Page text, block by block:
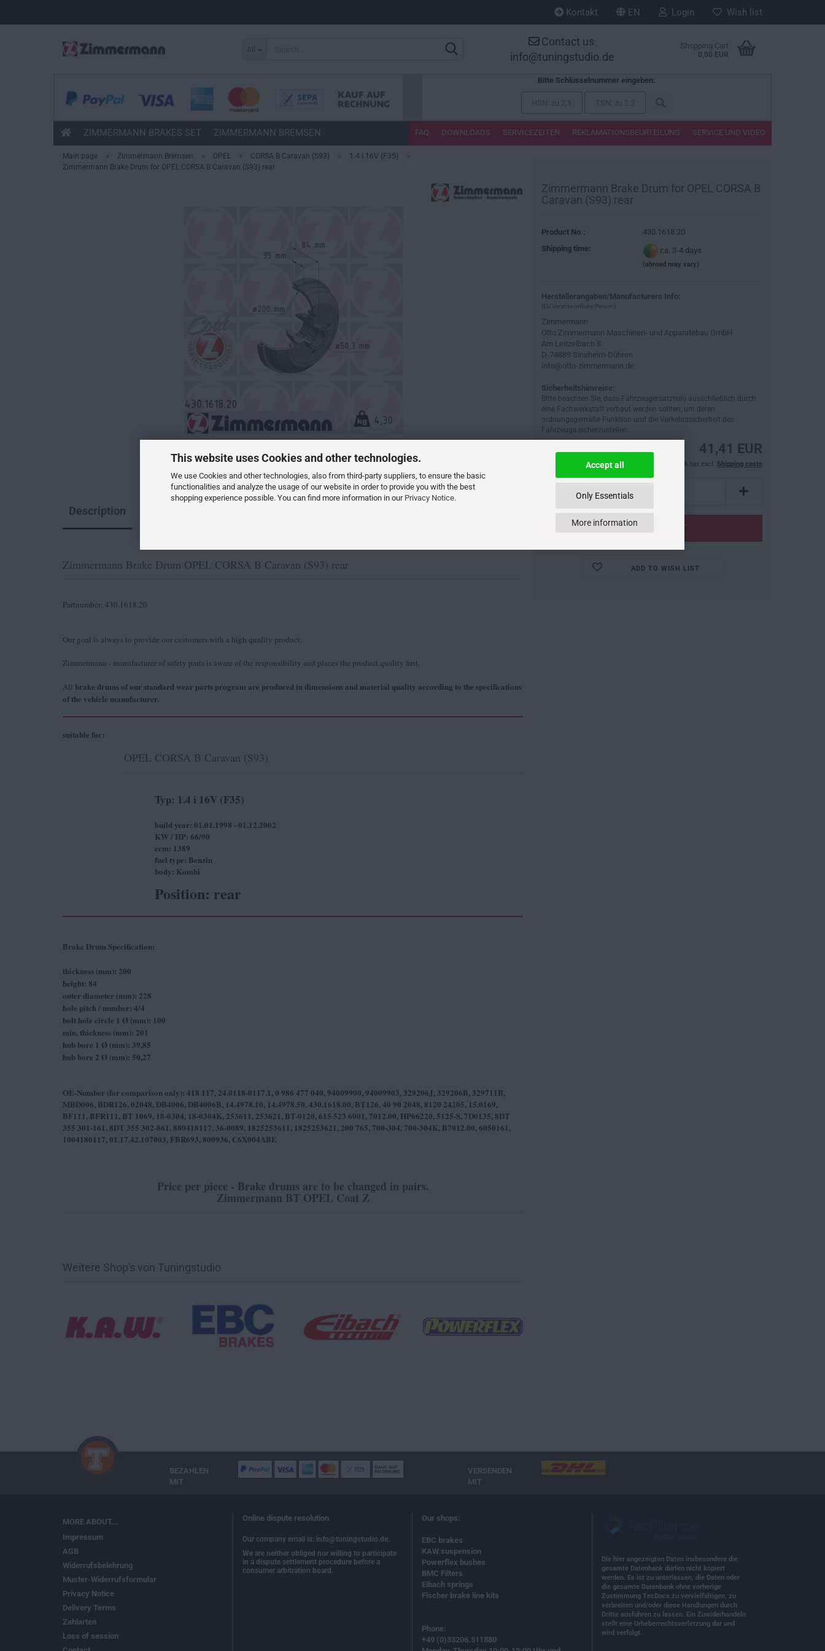
This website uses Cookies and other technologies.
We use Cookies and other technologies, also from third-party suppliers, to ensure the basic
functionalities and analyze the usage of our website in order to provide you with the best
shopping experience possible. You can find more information in our Privacy Notice.
Accept all
Only Essentials
More information
Kontakt EN Login Wish list
Contact us:
info@tuningstudio.de
Shopping Cart
0,00 EUR
Bitte Schlüsselnummer eingeben:
ZIMMERMANN BRAKES SET ZIMMERMANN BREMSEN FAQ DOWNLOADS SERVICEZEITEN REKLAMATIONSBEURTEILUNG SERVICE UND VIDEO
Main page » Zimmermann Bremsen » OPEL » CORSA B Caravan (S93) » 1.4 i 16V (F35) »
Zimmermann Brake Drum for OPEL CORSA B Caravan (S93) rear
Zimmermann Brake Drum for OPEL CORSA B
Caravan (S93) rear
Product No.:
430.1618.20
Shipping time:
ca. 3-4 days
(abroad may vary)
Herstellerangaben/Manufacturers Info:
(EU Verantwortliche Person)
Zimmermann
Otto Zimmermann Maschinen- und Apparatebau GmbH
Am Leitzelbach 8
D-74889 Sinsheim-Dühren
info@otto-zimmermann.de
Sicherheitshinweise:
Bitte beachten Sie, dass Fahrzeugersatzteile ausschließlich durch
eine Fachwerkstatt verbaut werden sollten, um deren
ordnungsgemäße Funktion und die Verkehrssicherheit des
Fahrzeugs sicherzustellen.
41,41 EUR
incl. 19% tax excl. Shipping costs
ADD TO WISH LIST
Description
Zimmermann Brake Drum OPEL CORSA B Caravan (S93) rear
Partnumber: 430.1618.20
Our goal is always to provide our customers with a high quality product.
Zimmermann - manufacturer of safety parts is aware of the responsibility and places the product quality first.
All brake drums of our standard wear parts program are produced in dimensions and material quality according to the specifications
of the vehicle manufacturer.
suitable for:
OPEL CORSA B Caravan (S93)
Typ: 1.4 i 16V (F35)
build year: 01.01.1998 - 01.12.2002
KW / HP: 66/90
ccm: 1389
fuel type: Benzin
body: Kombi
Position: rear
Brake Drum Specification:
thickness (mm): 200
height: 84
outer diameter (mm): 228
hole pitch / number: 4/4
bolt hole circle 1 Ø (mm): 100
min. thickness (mm): 201
hub bore 1 Ø (mm): 39,85
hub bore 2 Ø (mm): 50,27
OE-Number (for comparison only): 418 117, 24.0118-0117.1, 0 986 477 040, 94009900, 94009903, 329206J, 329206B, 329711B,
MBD006, BDR126, 02048, DB4006, DB4006B, 14.4978.10, 14.4978.50, 430.1618.00, BT126, 40 90 2048, 8120 24205, 15.0169,
BF111, BFR111, BT 1069, 18-0304, 18-0304K, 253611, 253621, BT-0120, 615 523 6001, 7012.00, HP66220, 5125-S, 7D0135, 8DT
355 301-161, 8DT 355 302-861, 880418117, 36-0089, 1825253611, 1825253621, 200 765, 700-304, 700-304K, B7012.00, 6050161,
1004180117, 01.17.42.107003, FBR693, 800936, C6X004ABE
Price per piece - Brake drums are to be changed in pairs.
Zimmermann BT OPEL Coat Z
Weitere Shop's von Tuningstudio
BEZAHLEN
MIT
VERSENDEN
MIT
MORE ABOUT...
Impressum
AGB
Widerrufsbelehrung
Muster-Widerrufsformular
Privacy Notice
Delivery Terms
Zahlarten
Loss of session
Online dispute resolution
Our company email is: info@tuningstudio.de.
We are neither obliged nor willing to participate
in a dispute settlement procedure before a
consumer arbitration board.
Our shops:
EBC brakes
KAW suspension
Powerflex bushes
BMC Filters
Eibach springs
Fischer brake line kits
Phone:
+49 (0)33206.511880
Die hier angezeigten Daten insbesondere die
gesamte Datenbank dürfen nicht kopiert
werden. Es ist zu unterlassen, die Daten oder
die gesamte Datenbank ohne vorherige
Zustimmung TecDocs zu vervielfältigen, zu
verbreiten und/oder diese Handlungen durch
Dritte ausführen zu lassen. Ein Zuwiderhandeln
stellt eine Urheberrechtsverletzung dar und
wird verfolgt.